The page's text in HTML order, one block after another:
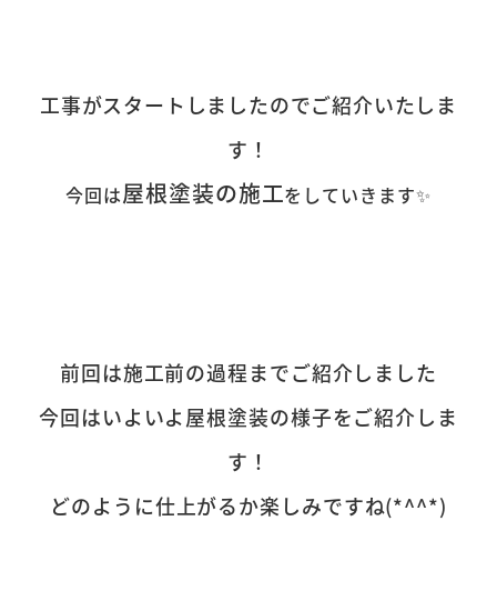
工事がスタートしましたのでご紹介いたしま
す！
今回は屋根塗装の施工をしていきます✨
前回は施工前の過程までご紹介しました
今回はいよいよ屋根塗装の様子をご紹介しま
す！
どのように仕上がるか楽しみですね(*^^*)